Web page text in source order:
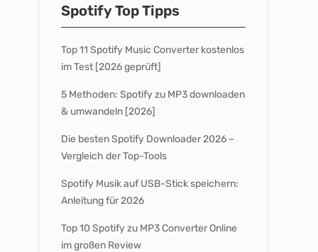
Spotify Top Tipps
Top 11 Spotify Music Converter kostenlos
im Test [2026 geprüft]
5 Methoden: Spotify zu MP3 downloaden
& umwandeln [2026]
Die besten Spotify Downloader 2026 –
Vergleich der Top-Tools
Spotify Musik auf USB-Stick speichern:
Anleitung für 2026
Top 10 Spotify zu MP3 Converter Online
im großen Review